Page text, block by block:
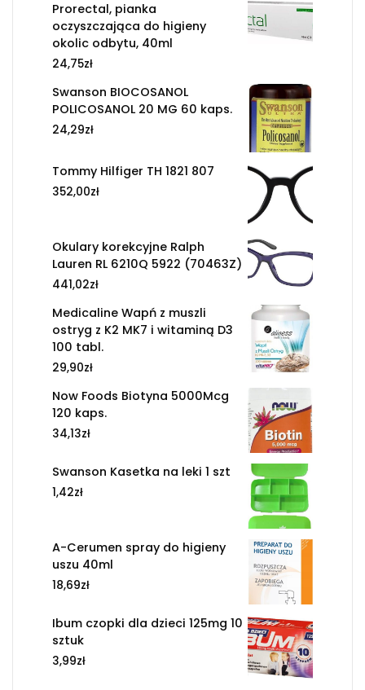
Prorectal, pianka
oczyszczająca do higieny
okolic odbytu, 40ml
24,75zł
Swanson BIOCOSANOL
POLICOSANOL 20 MG 60 kaps.
24,29zł
Tommy Hilfiger TH 1821 807
352,00zł
Okulary korekcyjne Ralph
Lauren RL 6210Q 5922 (70463Z)
441,02zł
Medicaline Wapń z muszli
ostryg z K2 MK7 i witaminą D3
100 tabl.
29,90zł
Now Foods Biotyna 5000Mcg
120 kaps.
34,13zł
Swanson Kasetka na leki 1 szt
1,42zł
A-Cerumen spray do higieny
uszu 40ml
18,69zł
Ibum czopki dla dzieci 125mg 10
sztuk
3,99zł